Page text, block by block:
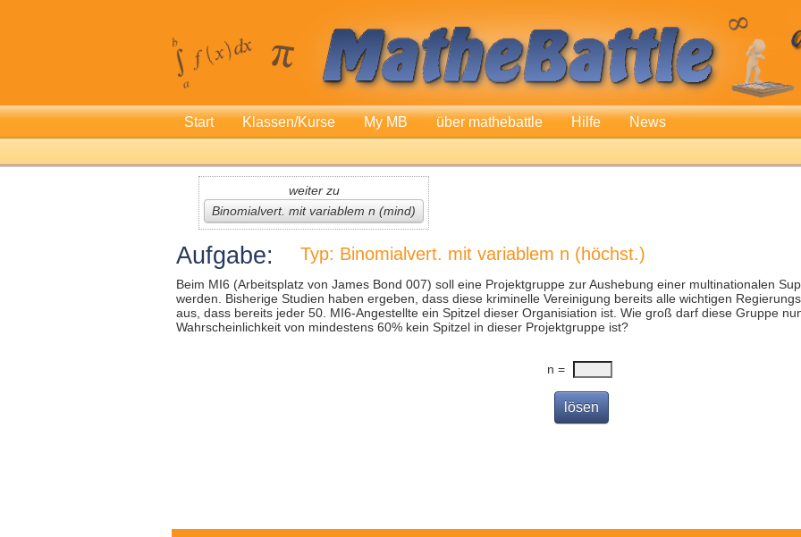
Start Klassen/Kurse My MB über mathebattle Hilfe News
weiter zu
Binomialvert. mit variablem n (mind)
Aufgabe: Typ: Binomialvert. mit variablem n (höchst.)
Beim MI6 (Arbeitsplatz von James Bond 007) soll eine Projektgruppe zur Aushebung einer multinationalen
werden. Bisherige Studien haben ergeben, dass diese kriminelle Vereinigung bereits alle wichtigen
aus, dass bereits jeder 50. MI6-Angestellte ein Spitzel dieser Organisiation ist. Wie groß darf diese Gruppe
Wahrscheinlichkeit von mindestens 60% kein Spitzel in dieser Projektgruppe ist?
n =